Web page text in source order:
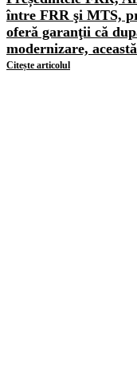
între FRR şi MTS,
oferă garanţii că
modernizare,
Citește articolul